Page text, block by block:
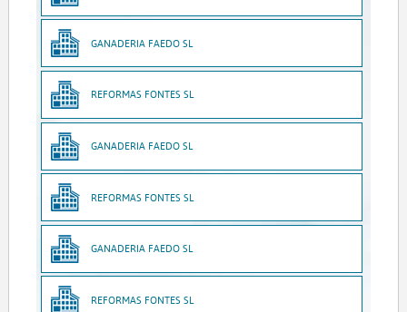
GANADERIA FAEDO SL
REFORMAS FONTES SL
GANADERIA FAEDO SL
REFORMAS FONTES SL
GANADERIA FAEDO SL
REFORMAS FONTES SL